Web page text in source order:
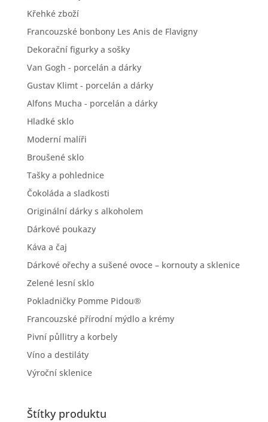
Křehké zboží
Francouzské bonbony Les Anis de Flavigny
Dekorační figurky a sošky
Van Gogh - porcelán a dárky
Gustav Klimt - porcelán a dárky
Alfons Mucha - porcelán a dárky
Hladké sklo
Moderní malíři
Broušené sklo
Tašky a pohlednice
Čokoláda a sladkosti
Originální dárky s alkoholem
Dárkové poukazy
Káva a čaj
Dárkové ořechy a sušené ovoce – kornouty a sklenice
Zelené lesní sklo
Pokladničky Pomme Pidou®
Francouzské přírodní mýdlo a krémy
Pivní půllitry a korbely
Víno a destiláty
Výroční sklenice
Štítky produktu